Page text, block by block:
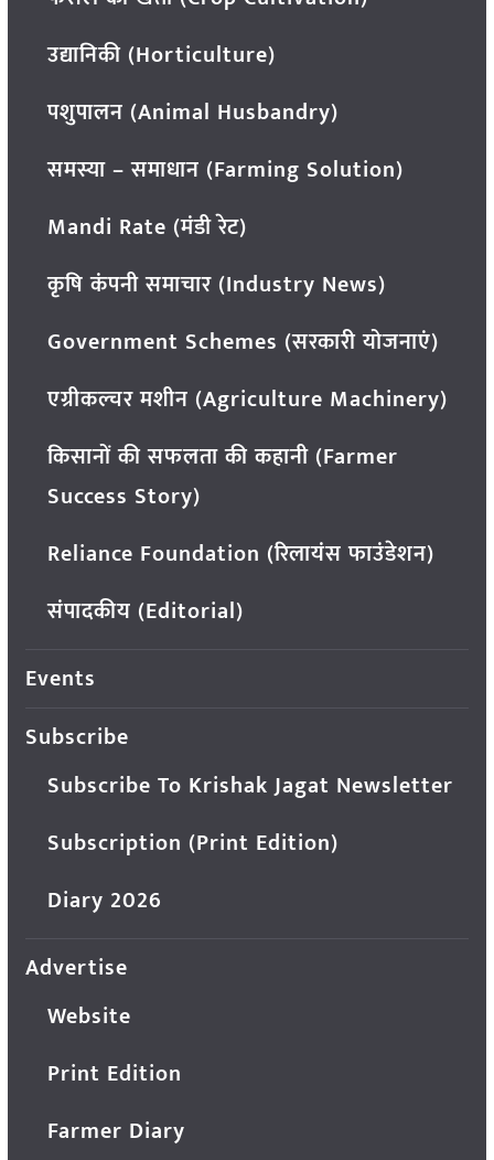
उद्यानिकी (Horticulture)
पशुपालन (Animal Husbandry)
समस्या – समाधान (Farming Solution)
Mandi Rate (मंडी रेट)
कृषि कंपनी समाचार (Industry News)
Government Schemes (सरकारी योजनाएं)
एग्रीकल्चर मशीन (Agriculture Machinery)
किसानों की सफलता की कहानी (Farmer
Success Story)
Reliance Foundation (रिलायंस फाउंडेशन)
संपादकीय (Editorial)
Events
Subscribe
Subscribe To Krishak Jagat Newsletter
Subscription (Print Edition)
Diary 2026
Advertise
Website
Print Edition
Farmer Diary